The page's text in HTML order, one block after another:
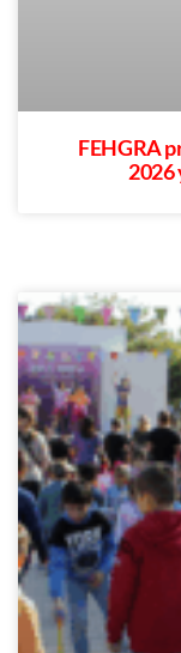
FEHGRA
2026